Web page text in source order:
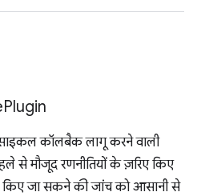
Plugin
कॉलबैक लागू करने वाली
से मौजूद रणनीतियों के ज़रिए किए
किए जा सकने की जांच को आसानी से